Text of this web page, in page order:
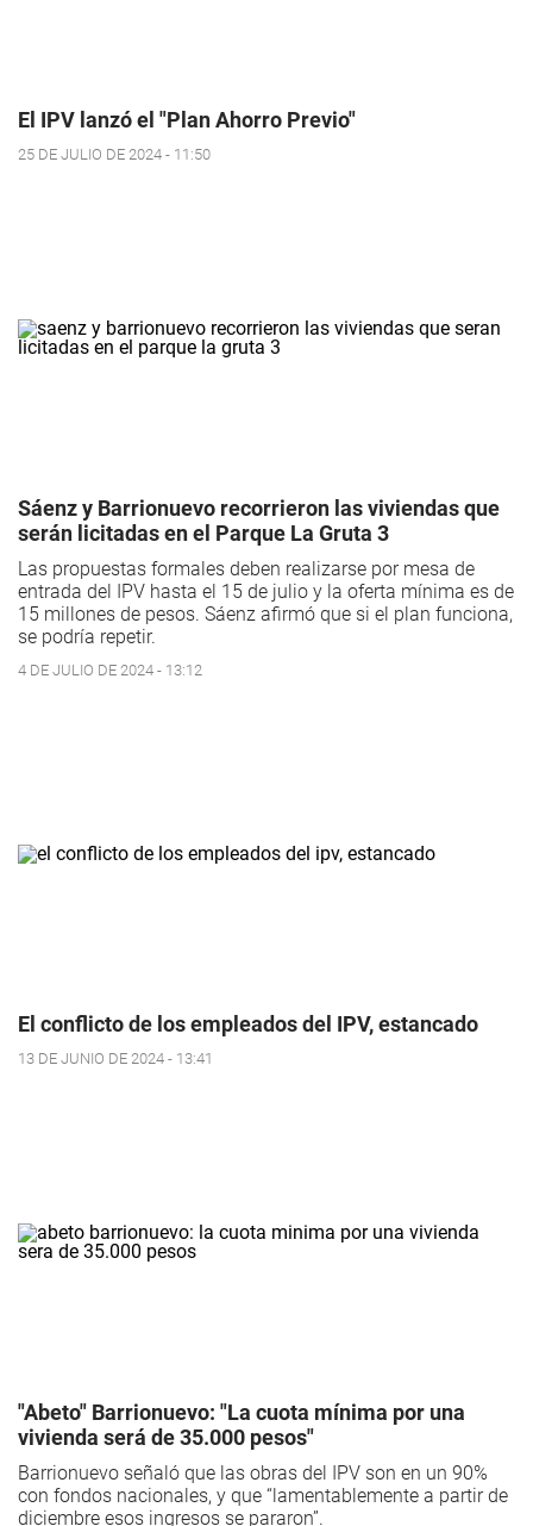
El IPV lanzó el "Plan Ahorro Previo"
25 DE JULIO DE 2024 - 11:50
Sáenz y Barrionuevo recorrieron las viviendas que
serán licitadas en el Parque La Gruta 3
Las propuestas formales deben realizarse por mesa de
entrada del IPV hasta el 15 de julio y la oferta mínima es de
15 millones de pesos. Sáenz afirmó que si el plan funciona,
se podría repetir.
4 DE JULIO DE 2024 - 13:12
El conflicto de los empleados del IPV, estancado
13 DE JUNIO DE 2024 - 13:41
"Abeto" Barrionuevo: "La cuota mínima por una
vivienda será de 35.000 pesos"
Barrionuevo señaló que las obras del IPV son en un 90%
con fondos nacionales, y que “lamentablemente a partir de
diciembre esos ingresos se pararon”.